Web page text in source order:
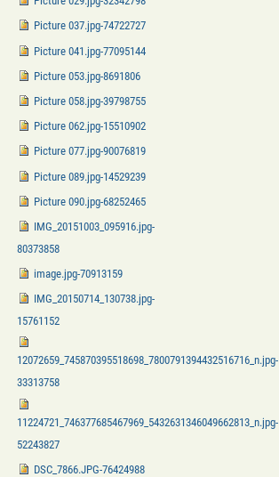
Picture 037.jpg-74722727
Picture 041.jpg-77095144
Picture 053.jpg-8691806
Picture 058.jpg-39798755
Picture 062.jpg-15510902
Picture 077.jpg-90076819
Picture 089.jpg-14529239
Picture 090.jpg-68252465
IMG_20151003_095916.jpg-
80373858
image.jpg-70913159
IMG_20150714_130738.jpg-
15761152
12072659_745870395518698_7800791394432516716_n.jpg-
33313758
11224721_746377685467969_5432631346049662813_n.jpg-
52243827
DSC_7866.JPG-76424988